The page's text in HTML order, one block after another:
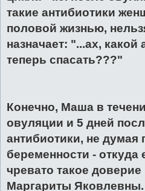
такие антибиотики
половой жизнью,
назначает: "...ах,
теперь спасать???"
Конечно, Маша в
овуляции и 5 дней
антибиотики, не думая
беременности - откуда
чревато такое доверие
Маргариты Яковлевны.